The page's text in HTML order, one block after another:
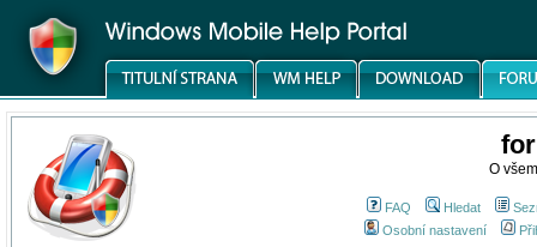
O
FAQ Hledat
Osobní nastavení